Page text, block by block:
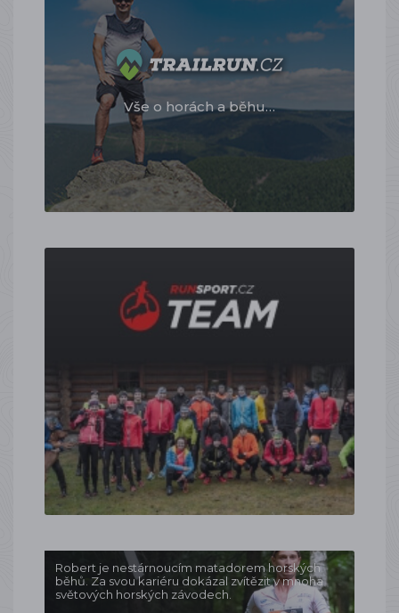
Vše o horách a běhu…
Robert je nestárnoucím matadorem horských
běhů. Za svou kariéru dokázal zvítězit v mnoha
světových horských závodech.